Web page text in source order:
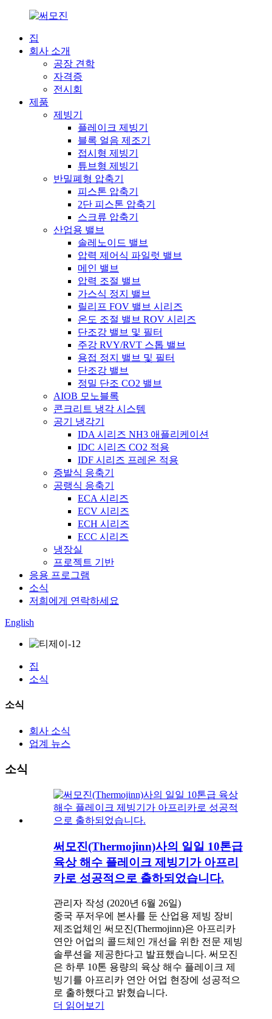
집
회사 소개
공장 견학
자격증
전시회
제품
제빙기
플레이크 제빙기
블록 얼음 제조기
접시형 제빙기
튜브형 제빙기
반밀폐형 압축기
피스톤 압축기
2단 피스톤 압축기
스크류 압축기
산업용 밸브
솔레노이드 밸브
압력 제어식 파일럿 밸브
메인 밸브
압력 조절 밸브
가스식 정지 밸브
릴리프 FOV 밸브 시리즈
온도 조절 밸브 ROV 시리즈
단조강 밸브 및 필터
주강 RVY/RVT 스톱 밸브
용접 정지 밸브 및 필터
단조강 밸브
정밀 단조 CO2 밸브
AIOB 모노블록
콘크리트 냉각 시스템
공기 냉각기
IDA 시리즈 NH3 애플리케이션
IDC 시리즈 CO2 적용
IDF 시리즈 프레온 적용
증발식 응축기
공랭식 응축기
ECA 시리즈
ECV 시리즈
ECH 시리즈
ECC 시리즈
냉장실
프로젝트 기반
응용 프로그램
소식
저희에게 연락하세요
English
집
소식
소식
회사 소식
업계 뉴스
소식
써모진(Thermojinn)사의 일일 10톤급
육상 해수 플레이크 제빙기가 아프리
카로 성공적으로 출하되었습니다.
관리자 작성 (2020년 6월 26일)
중국 푸저우에 본사를 둔 산업용 제빙 장비
제조업체인 써모진(Thermojinn)은 아프리카
연안 어업의 콜드체인 개선을 위한 전문 제빙
솔루션을 제공한다고 발표했습니다. 써모진
은 하루 10톤 용량의 육상 해수 플레이크 제
빙기를 아프리카 연안 어업 현장에 성공적으
로 출하했다고 밝혔습니다.
더 읽어보기